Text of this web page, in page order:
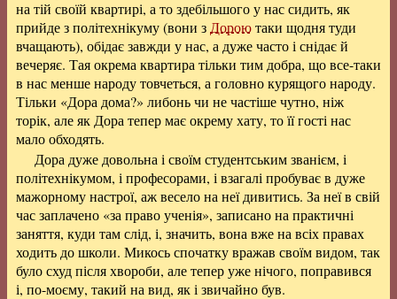
на тій своїй квартирі, а то здебільшого у нас сидить, як
прийде з політехнікуму (вони з Дороютаки щодня туди
вчащають), обідає завжди у нас, а дуже часто і снідає й
вечеряє. Тая окрема квартира тільки тим добра, що все-таки
в нас менше народу товчеться, а головно курящого народу.
Тільки «Дора дома?» либонь чи не частіше чутно, ніж
торік, але як Дора тепер має окрему хату, то її гості нас
мало обходять.
Дора дуже довольна і своїм студентським званієм, і
політехнікумом, і професорами, і взагалі пробуває в дуже
мажорному настрої, аж весело на неї дивитись. За неї в свій
час заплачено «за право ученія», записано на практичні
заняття, куди там слід, і, значить, вона вже на всіх правах
ходить до школи. Микось спочатку вражав своїм видом, так
було схуд після хвороби, але тепер уже нічого, поправився
і, по-моєму, такий на вид, як і звичайно був.